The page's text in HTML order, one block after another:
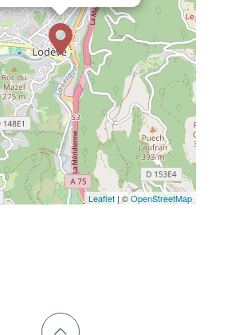
Leaflet | ©OpenStreetMap